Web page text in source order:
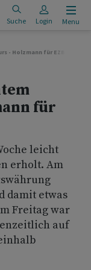
Suche Login Menu
- Holzmann für EZB-
für
leicht
erholt. Am
damit etwas
Freitag war
auf